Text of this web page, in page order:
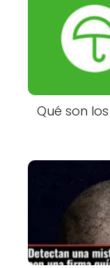
Qué son